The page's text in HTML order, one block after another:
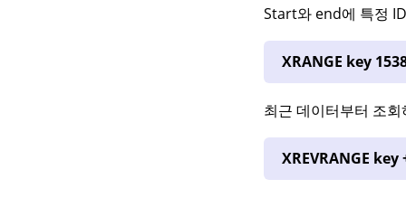
Start와 end에 특정
XRANGE key
최근 데이터부터 조
XREVRANGE key